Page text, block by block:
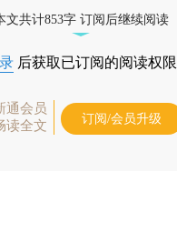
文共计853字 订阅后继续阅读
后获取已订阅的阅读权限
通会员
读全文
订阅/会员升级